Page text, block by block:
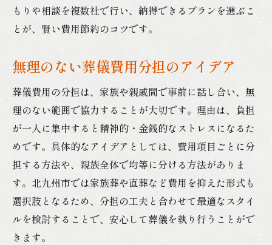
もりや相談を複数社で行い、納得できるプランを選ぶこ
とが、賢い費用節約のコツです。
無理のない葬儀費用分担のアイデア
葬儀費用の分担は、家族や親戚間で事前に話し合い、無
理のない範囲で協力することが大切です。理由は、負担
が一人に集中すると精神的・金銭的なストレスになるた
めです。具体的なアイデアとしては、費用項目ごとに分
担する方法や、親族全体で均等に分ける方法がありま
す。北九州市では家族葬や直葬など費用を抑えた形式も
選択肢となるため、分担の工夫と合わせて最適なスタイ
ルを検討することで、安心して葬儀を執り行うことがで
きます。